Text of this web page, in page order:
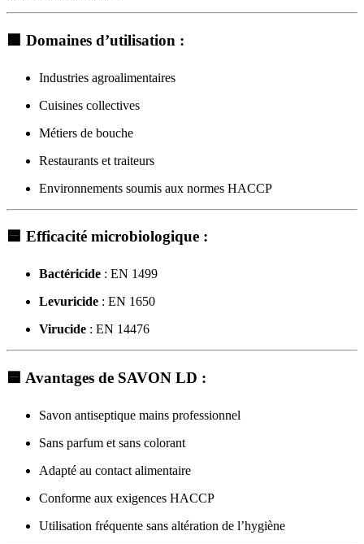
Domaines d’utilisation :
Industries agroalimentaires
Cuisines collectives
Métiers de bouche
Restaurants et traiteurs
Environnements soumis aux normes HACCP
🟦 Efficacité microbiologique :
Bactéricide : EN 1499
Levuricide : EN 1650
Virucide : EN 14476
🟦 Avantages de SAVON LD :
Savon antiseptique mains professionnel
Sans parfum et sans colorant
Adapté au contact alimentaire
Conforme aux exigences HACCP
Utilisation fréquente sans altération de l’hygiène